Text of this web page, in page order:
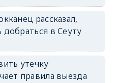
рассказал,
в Сеуту
утечку
правила выезда